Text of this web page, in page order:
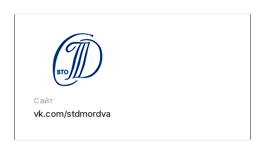
Сайт
vk.com/stdmordva